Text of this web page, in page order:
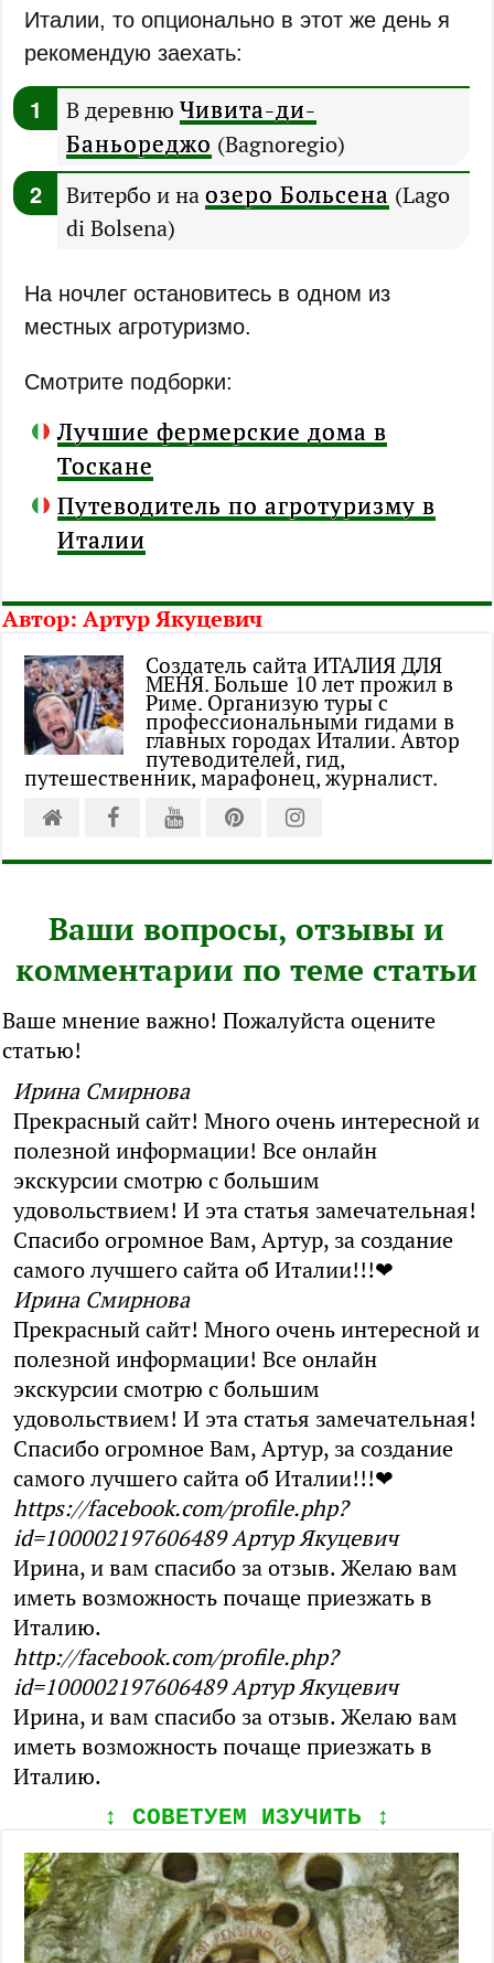
Италии, то опционально в этот же день я
рекомендую заехать:
В деревнюЧивита-ди-
Баньореджо (Bagnoregio)
Витербо и наозеро Больсена (Lago
di Bolsena)
На ночлег остановитесь в одном из
местных агротуризмо.
Смотрите подборки:
Лучшие фермерские дома в
Тоскане
Путеводитель по агротуризму в
Италии
Автор:Артур Якуцевич
Создатель сайта ИТАЛИЯ ДЛЯ
МЕНЯ. Больше 10 лет прожил в
Риме. Организую туры с
профессиональными гидами в
главных городах Италии. Автор
путеводителей, гид,
путешественник, марафонец, журналист.
Ваши вопросы, отзывы и
комментарии по теме статьи
Ваше мнение важно! Пожалуйста оцените
статью!
Ирина Смирнова
Прекрасный сайт! Много очень интересной и
полезной информации! Все онлайн
экскурсии смотрю с большим
удовольствием! И эта статья замечательная!
Спасибо огромное Вам, Артур, за создание
самого лучшего сайта об Италии!!!❤
Ирина Смирнова
Прекрасный сайт! Много очень интересной и
полезной информации! Все онлайн
экскурсии смотрю с большим
удовольствием! И эта статья замечательная!
Спасибо огромное Вам, Артур, за создание
самого лучшего сайта об Италии!!!❤
https://facebook.com/profile.php?
id=100002197606489Артур Якуцевич
Ирина, и вам спасибо за отзыв. Желаю вам
иметь возможность почаще приезжать в
Италию.
http://facebook.com/profile.php?
id=100002197606489Артур Якуцевич
Ирина, и вам спасибо за отзыв. Желаю вам
иметь возможность почаще приезжать в
Италию.
↕️ СОВЕТУЕМ ИЗУЧИТЬ ↕️